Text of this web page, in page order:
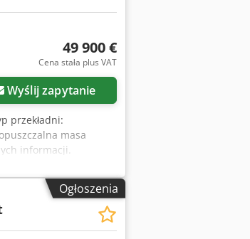
49 900 €
Cena stała plus VAT
Wyślij zapytanie
przekładni:
masa
informacji.
6 523 h,
kg, maks. masa
obrotowa
km/h, EasyDrive
Ogłoszenia